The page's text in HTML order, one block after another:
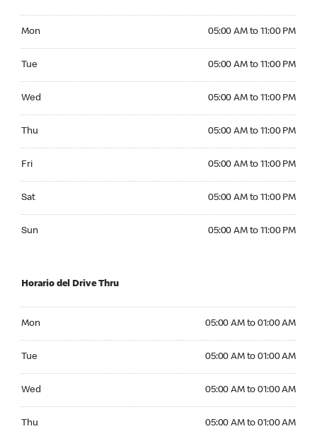
Mon 05:00 AM to 11:00 PM
Tue 05:00 AM to 11:00 PM
Wed 05:00 AM to 11:00 PM
Thu 05:00 AM to 11:00 PM
Fri 05:00 AM to 11:00 PM
Sat 05:00 AM to 11:00 PM
Sun 05:00 AM to 11:00 PM
Horario del Drive Thru
Mon 05:00 AM to 01:00 AM
Tue 05:00 AM to 01:00 AM
Wed 05:00 AM to 01:00 AM
Thu 05:00 AM to 01:00 AM